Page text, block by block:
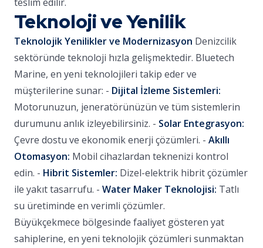
Teknoloji ve Yenilik
Teknolojik Yenilikler ve Modernizasyon Denizcilik
sektöründe teknoloji hızla gelişmektedir. Bluetech
Marine, en yeni teknolojileri takip eder ve
müşterilerine sunar: - Dijital İzleme Sistemleri:
Motorunuzun, jeneratörünüzün ve tüm sistemlerin
durumunu anlık izleyebilirsiniz. - Solar Entegrasyon:
Çevre dostu ve ekonomik enerji çözümleri. - Akıllı
Otomasyon: Mobil cihazlardan teknenizi kontrol
edin. - Hibrit Sistemler: Dizel-elektrik hibrit çözümler
ile yakıt tasarrufu. - Water Maker Teknolojisi: Tatlı
su üretiminde en verimli çözümler.
Büyükçekmece bölgesinde faaliyet gösteren yat
sahiplerine, en yeni teknolojik çözümleri sunmaktan